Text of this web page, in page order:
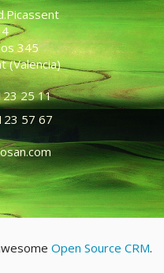
345
(Valencia)
25 11
57 67
Open Source CRM.